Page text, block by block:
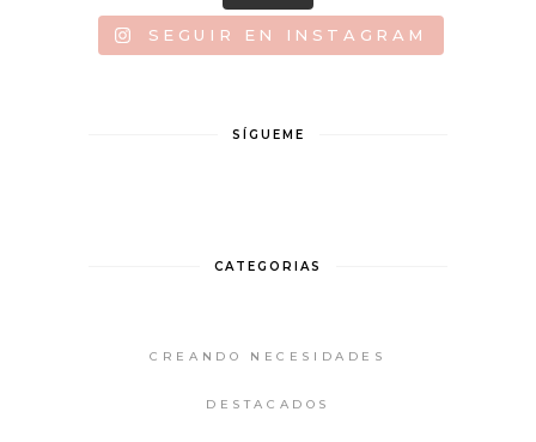
SEGUIR EN INSTAGRAM
SÍGUEME
CATEGORIAS
CREANDO NECESIDADES
DESTACADOS